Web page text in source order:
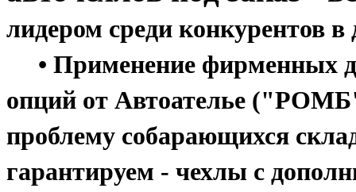
лидером среди конкурентов в
• Применение фирменных
опций от Автоателье
проблему собарающихся
гарантируем - чехлы с